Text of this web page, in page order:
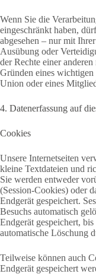
Wenn Sie die
eingeschränkt haben,
abgesehen – nur mit
Ausübung oder
der Rechte einer
Gründen eines wichtigen
Union oder eines
4. Datenerfassung auf
Cookies
Unsere Internetseiten
kleine Textdateien und
Sie werden entweder
(Session-Cookies) oder
Endgerät gespeichert.
Besuchs automatisch
Endgerät gespeichert,
automatische Löschung
Teilweise können auch
Endgerät gespeichert